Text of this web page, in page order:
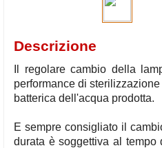
Descrizione
Il regolare cambio della
performance di
batterica dell'acqua prodotta.
E sempre consigliato il
durata è soggettiva al